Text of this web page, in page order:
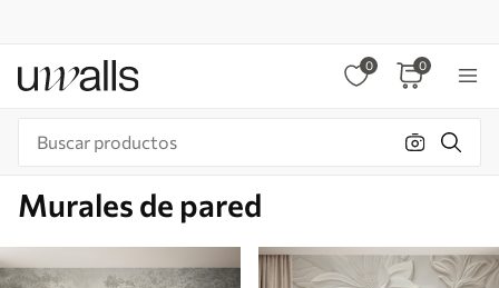
0 0
Murales de pared